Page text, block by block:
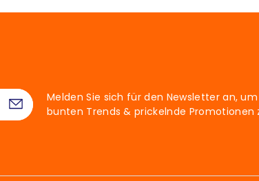
Melden Sie sich für den Newsletter an,
bunten Trends & prickelnde Promotionen